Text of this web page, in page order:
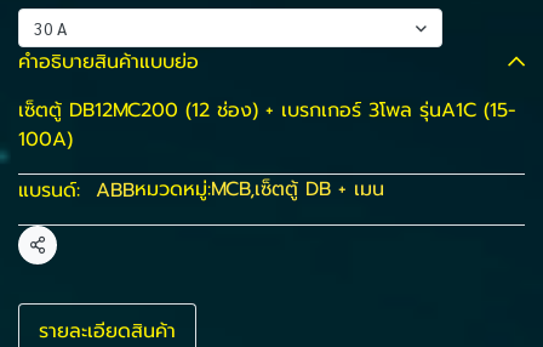
30 A
คำอธิบายสินค้าแบบย่อ
เซ็ตตู้ DB12MC200 (12 ช่อง) + เบรกเกอร์ 3โพล รุ่นA1C (15-
100A)
แบรนด์: ABBหมวดหมู่:MCB,เซ็ตตู้ DB + เมน
แชร์
รายละเอียดสินค้า